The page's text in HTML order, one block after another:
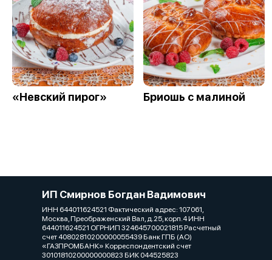
«Невский пирог» Бриошь с малиной
ИП Смирнов Богдан Вадимович
ИНН 644011624521 Фактический адрес: 107061,
Москва, Преображенский Вал, д.25, корп.4 ИНН
644011624521 ОГРНИП 324645700021815 Расчетный
счет 40802810200000055439 Банк ГПБ (АО)
«ГАЗПРОМБАНК» Корреспондентский счет
30101810200000000823 БИК 044525823